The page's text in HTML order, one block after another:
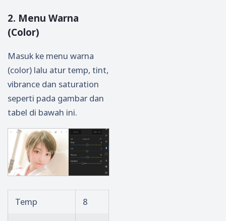
2. Menu Warna
(Color)
Masuk ke menu warna
(color) lalu atur temp, tint,
vibrance dan saturation
seperti pada gambar dan
tabel di bawah ini.
Temp
8